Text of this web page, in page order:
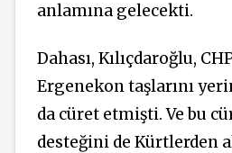
anlamına gelecekti.
Dahası, Kılıçdaroğlu,
Ergenekon taşlarını
da cüret etmişti. Ve bu
desteğini de Kürtlerden